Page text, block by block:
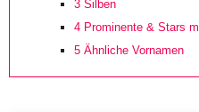
3 Silben
4 Prominente & Stars
5 Ähnliche Vornamen